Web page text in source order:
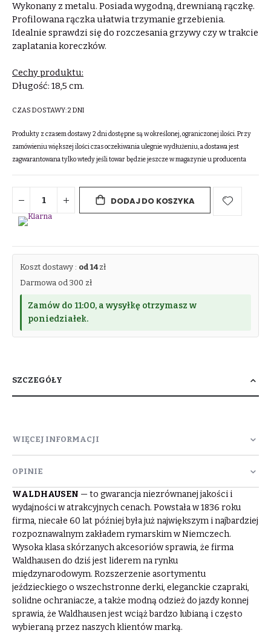
Wykonany z metalu. Posiada wygodną, drewnianą rączkę.
Profilowana rączka ułatwia trzymanie grzebienia.
Idealnie sprawdzi się do rozczesania grzywy czy w trakcie
zaplatania koreczków.
Cechy produktu:
Długość: 18,5 cm.
CZAS DOSTAWY:2 DNI
Produkty z czasem dostawy 2 dni dostępne są w określonej, ograniczonej ilości. Przy
zamówieniu większej ilości czas oczekiwania ulegnie wydłużeniu, a dostawa jest
zagwarantowana tylko wtedy jeśli towar będzie jeszcze w magazynie u producenta
DODAJ DO KOSZYKA
Koszt dostawy : od 14zł
Darmowa od 300 zł
Zamów do 11:00, a wysyłkę otrzymasz w
poniedziałek.
SZCZEGÓŁY
WIĘCEJ INFORMACJI
OPINIE
WALDHAUSEN — to gwarancja niezrównanej jakości i
wydajności w atrakcyjnych cenach. Powstała w 1836 roku
firma, niecałe 60 lat później była już największym i najbardziej
rozpoznawalnym zakładem rymarskim w Niemczech.
Wysoka klasa skórzanych akcesoriów sprawia, że firma
Waldhausen do dziś jest liderem na rynku
międzynarodowym. Rozszerzenie asortymentu
jeździeckiego o wszechstronne derki, eleganckie czapraki,
solidne ochraniacze, a także modną odzież do jazdy konnej
sprawia, że Waldhausen jest wciąż bardzo lubianą i często
wybieraną przez naszych klientów marką.